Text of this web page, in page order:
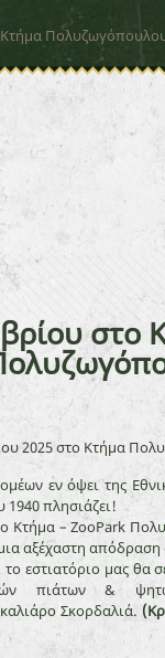
στο
εν όψει της
1940 πλησιάζει!
Κτήμα – ZooPark
αξέχαστη απόδραση
εστιατόριο μας θα
πιάτων &
Σκορδαλιά.